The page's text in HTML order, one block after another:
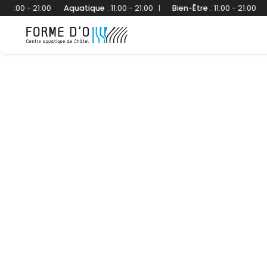
- 21:00 Aquatique:11:00 - 21:00 | Bien-Être:11:00 - 21:00